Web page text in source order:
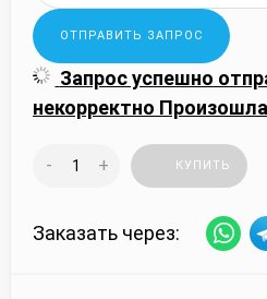
Запрос успешно
некорректно
- + КУПИТЬ
Заказать через: